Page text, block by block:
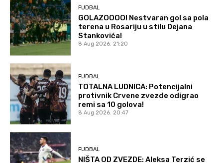
FUDBAL
GOLAZOOOO! Nestvaran gol sa pola
terena u Rosariju u stilu Dejana
Stankovića!
8 Aug 2026. 21:20
FUDBAL
TOTALNA LUDNICA: Potencijalni
protivnik Crvene zvezde odigrao
remi sa 10 golova!
8 Aug 2026. 20:47
FUDBAL
NIŠTA OD ZVEZDE: Aleksa Terzić se